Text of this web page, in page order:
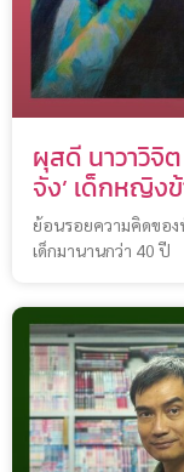
ผุสดี นาวาวิจิ
จัง’ เด็กหญิง
ย้อนรอยความคิดของ
เด็กมานานกว่า 40 ปี